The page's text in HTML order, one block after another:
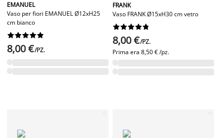
EMANUEL
Vaso per fiori EMANUEL Ø12xH25
cm bianco






8,00 €/PZ.
FRANK
Vaso FRANK Ø15xH30 cm vetro






8,00 €/PZ.
Prima era 8,50 € /pz.